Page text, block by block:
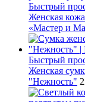
Быстрый
Женская
«Мастер и
Быстрый
Женская
"Нежность"